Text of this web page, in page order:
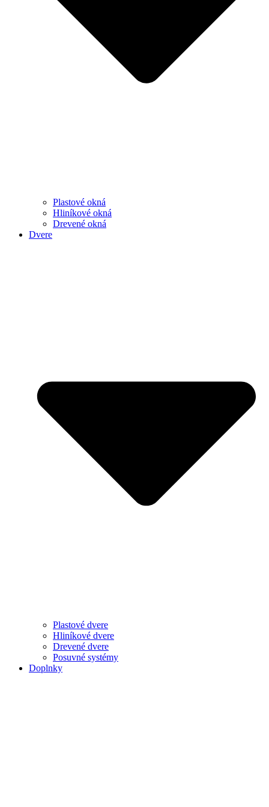
Plastové okná
Hliníkové okná
Drevené okná
Dvere
Plastové dvere
Hliníkové dvere
Drevené dvere
Posuvné systémy
Doplnky